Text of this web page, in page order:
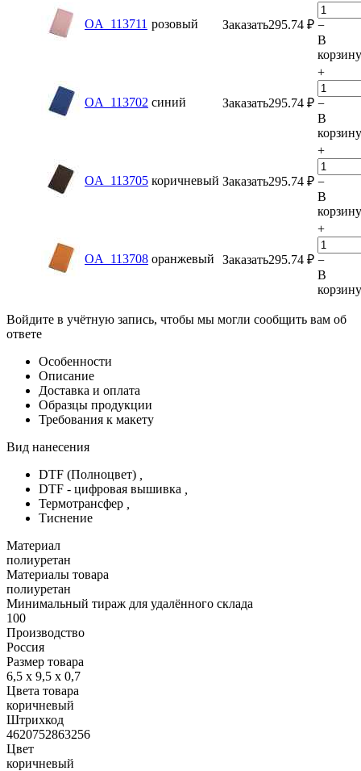
OA_113711 розовый Заказать295.74 ₽ −
В
корзину
OA_113702 синий Заказать295.74 ₽
+
−
В
корзину
OA_113705 коричневый Заказать295.74 ₽
+
−
В
корзину
OA_113708 оранжевый Заказать295.74 ₽
+
−
В
корзину
Войдите в учётную запись, чтобы мы могли сообщить вам об
ответе
Особенности
Описание
Доставка и оплата
Образцы продукции
Требования к макету
Вид нанесения
DTF (Полноцвет)
DTF - цифровая вышивка
Термотрансфер
Тиснение
Материал
полиуретан
Материалы товара
полиуретан
Минимальный тираж для удалённого склада
100
Производство
Россия
Размер товара
6,5 х 9,5 х 0,7
Цвета товара
коричневый
Штрихкод
4620752863256
Цвет
коричневый